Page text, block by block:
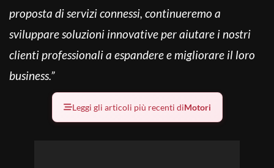
proposta di servizi connessi, continueremo a
sviluppare soluzioni innovative per aiutare i nostri
clienti professionali a espandere e migliorare il loro
business.”
Leggi gli articoli più recenti diMotori